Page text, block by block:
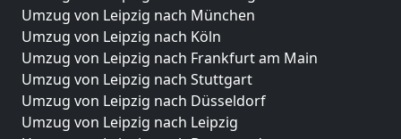
Umzug von Leipzig nach München
Umzug von Leipzig nach Köln
Umzug von Leipzig nach Frankfurt am Main
Umzug von Leipzig nach Stuttgart
Umzug von Leipzig nach Düsseldorf
Umzug von Leipzig nach Leipzig